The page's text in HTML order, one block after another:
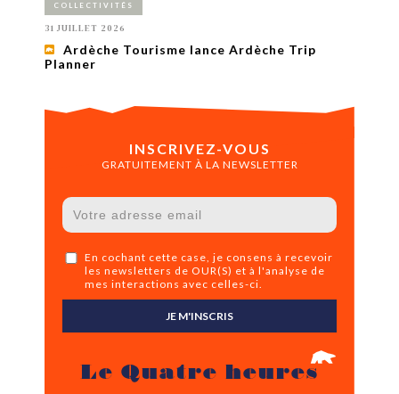
COLLECTIVITÉS
31 JUILLET 2026
Ardèche Tourisme lance Ardèche Trip
Planner
INSCRIVEZ-VOUS
GRATUITEMENT À LA NEWSLETTER
En cochant cette case, je consens à recevoir
les newsletters de OUR(S) et à l'analyse de
mes interactions avec celles-ci.
JE M'INSCRIS
Le Quatre heures